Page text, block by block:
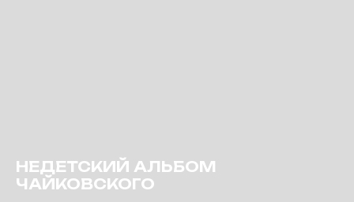
НЕДЕТСКИЙ АЛЬБОМ
ЧАЙКОВСКОГО